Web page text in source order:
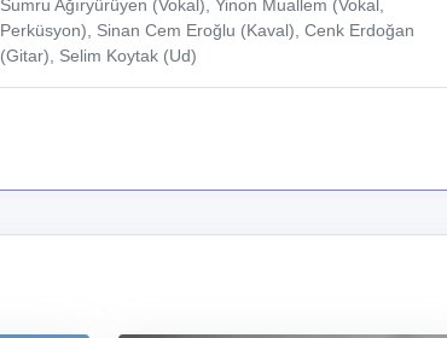
Sumru Ağıryürüyen (Vokal), Yinon Muallem (Vokal,
Perküsyon), Sinan Cem Eroğlu (Kaval), Cenk Erdoğan
(Gitar), Selim Koytak (Ud)